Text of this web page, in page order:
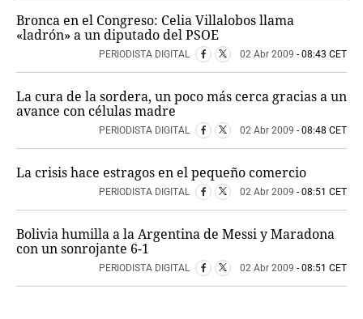
Bronca en el Congreso: Celia Villalobos llama
«ladrón» a un diputado del PSOE
PERIODISTA DIGITAL 02 Abr 2009 - 08:43 CET
La cura de la sordera, un poco más cerca gracias a un
avance con células madre
PERIODISTA DIGITAL 02 Abr 2009 - 08:48 CET
La crisis hace estragos en el pequeño comercio
PERIODISTA DIGITAL 02 Abr 2009 - 08:51 CET
Bolivia humilla a la Argentina de Messi y Maradona
con un sonrojante 6-1
PERIODISTA DIGITAL 02 Abr 2009 - 08:51 CET